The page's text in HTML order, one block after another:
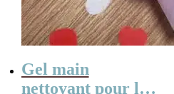
Gel main
nettoyant pour les